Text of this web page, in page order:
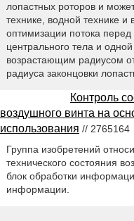
лопастных роторов и
технике, водной технике и
оптимизации потока
центрального тела и
возрастающим радиусом
радиуса законцовки
Контроль
воздушного винта на
использования // 2765164
Группа изобретений
технического состояния
блок обработки
информации.